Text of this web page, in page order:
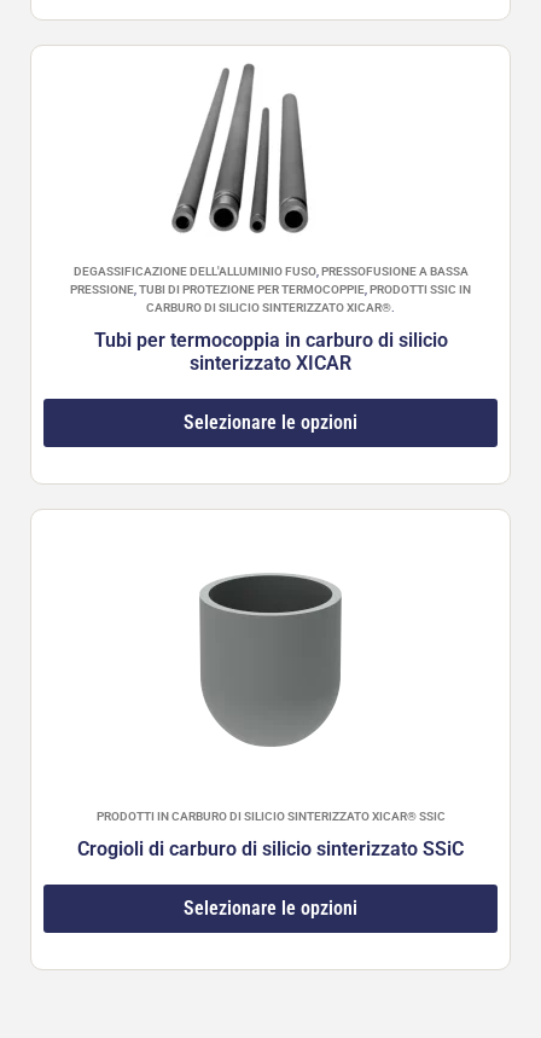
DEGASSIFICAZIONE DELL'ALLUMINIO FUSO, PRESSOFUSIONE A BASSA
PRESSIONE TUBI DI PROTEZIONE PER TERMOCOPPIE PRODOTTI SSIC IN
CARBURO DI SILICIO SINTERIZZATO XICAR®
Tubi per termocoppia in carburo di silicio
sinterizzato XICAR
Selezionare le opzioni
PRODOTTI IN CARBURO DI SILICIO SINTERIZZATO XICAR® SSIC
Crogioli di carburo di silicio sinterizzato SSiC
Selezionare le opzioni